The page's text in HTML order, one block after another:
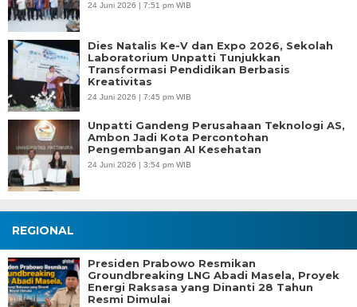
24 Juni 2026 | 7:51 pm WIB
Dies Natalis Ke-V dan Expo 2026, Sekolah
Laboratorium Unpatti Tunjukkan
Transformasi Pendidikan Berbasis
Kreativitas
24 Juni 2026 | 7:45 pm WIB
Unpatti Gandeng Perusahaan Teknologi AS,
Ambon Jadi Kota Percontohan
Pengembangan AI Kesehatan
24 Juni 2026 | 3:54 pm WIB
REGIONAL
Presiden Prabowo Resmikan
Groundbreaking LNG Abadi Masela, Proyek
Energi Raksasa yang Dinanti 28 Tahun
Resmi Dimulai